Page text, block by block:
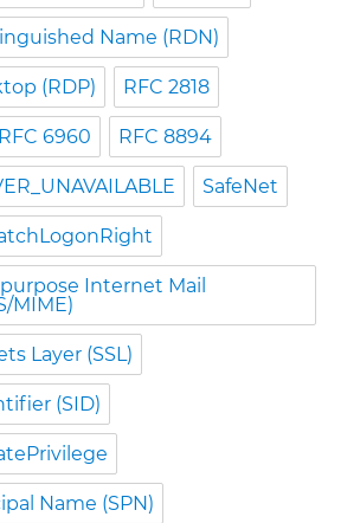
Name (RDN)
(RDP) RFC 2818
RFC 6960 RFC 8894
SafeNet
Internet Mail
MIME)
Layer (SSL)
(SID)
Name (SPN)